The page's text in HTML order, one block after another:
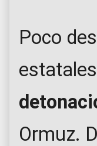
Poco
Ormuz.